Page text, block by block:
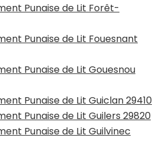
Punaise de Lit Forêt-
Punaise de Lit Fouesnant
Punaise de Lit Gouesnou
Punaise de Lit Guiclan 29410
Punaise de Lit Guilers 29820
Punaise de Lit Guilvinec